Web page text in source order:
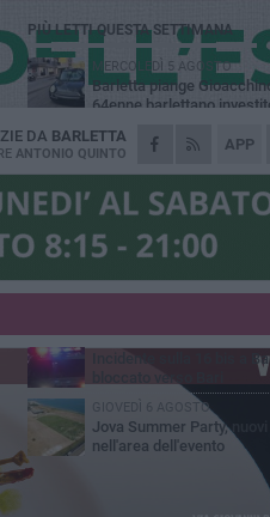
APP
DA BARLETTA
ANTONIO QUINTO
PIÙ LETTI QUESTA SETTIMANA
MERCOLEDÌ 5 AGOSTO
Barletta piange
64enne barlettano
GIOVEDÌ 6 AGOSTO
Il ricordo di "Cecco", il
sorriso: «Contava i giorni
separavano dalla pensione»
MERCOLEDÌ 5 AGOSTO
sopralluogo nell'area
Beni confiscati alla
VENERDÌ 7 AGOSTO
Incidente sulla 16 bis a
GIOVEDÌ 6 AGOSTO
Jova Summer Party, nuovi
nell'area dell'evento